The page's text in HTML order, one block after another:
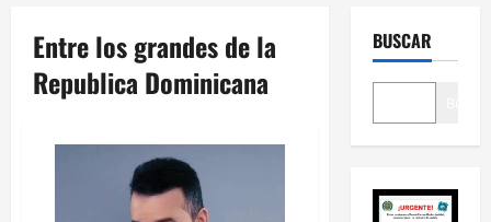
Entre los grandes de la
Republica Dominicana
BUSCAR